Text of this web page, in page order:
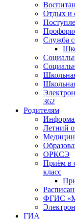
Отдых и
Служба
362
Родителям
Летний
ОРКСЭ
Приём в
класс
ФГИС
ГИА